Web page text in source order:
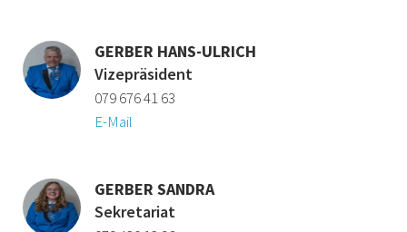
GERBER HANS-ULRICH
Vizepräsident
079 676 41 63
E-Mail
GERBER SANDRA
Sekretariat